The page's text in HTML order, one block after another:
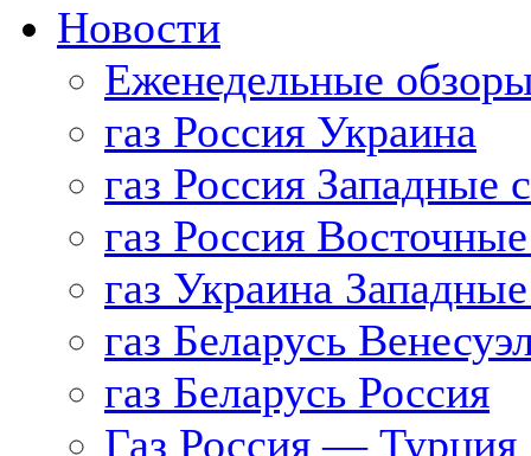
Новости
Еженедельные
газ Россия Украина
газ Россия Западные
газ Россия
газ Украина
газ Беларусь
газ Беларусь Россия
Газ Россия — Турция